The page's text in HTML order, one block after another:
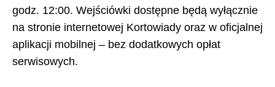
godz. 12:00. Wejściówki dostępne będą wyłącznie
na stronie internetowej Kortowiady oraz w oficjalnej
aplikacji mobilnej – bez dodatkowych opłat
serwisowych.